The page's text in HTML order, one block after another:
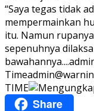
“Saya tegas tidak
mempermainkan
itu. Namun
sepenuhnya
bawahannya....
Time
TIME
Share